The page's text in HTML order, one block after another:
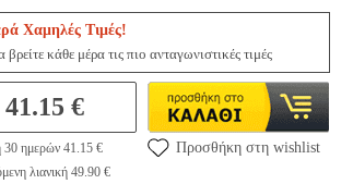
Χαμηλές Τιμές!
κάθε μέρα τις πιο ανταγωνιστικές τιμές
41.15 €
30 ημερών 41.15 €
λιανική 49.90 €
Προσθήκη στη wishlist